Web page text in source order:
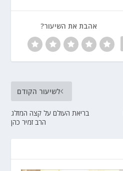
אהבת את השיעור?
לשיעור הקודם
בריאת העולם על קצה המזלג
הרב זמיר כהן